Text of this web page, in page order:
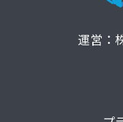
運営：